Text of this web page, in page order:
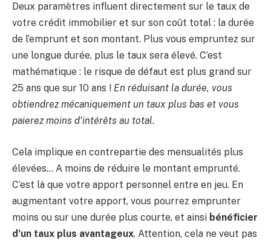
Deux paramètres influent directement sur le taux de
votre crédit immobilier et sur son coût total : la durée
de l’emprunt et son montant. Plus vous empruntez sur
une longue durée, plus le taux sera élevé. C’est
mathématique : le risque de défaut est plus grand sur
25 ans que sur 10 ans ! En réduisant la durée, vous
obtiendrez mécaniquement un taux plus bas et vous
paierez moins d’intérêts au total.
Cela implique en contrepartie des mensualités plus
élevées… A moins de réduire le montant emprunté.
C’est là que votre apport personnel entre en jeu. En
augmentant votre apport, vous pourrez emprunter
moins ou sur une durée plus courte, et ainsi bénéficier
d’un taux plus avantageux. Attention, cela ne veut pas